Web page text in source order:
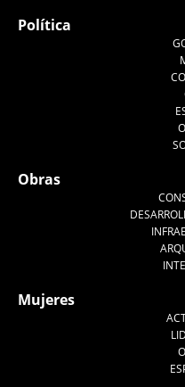
Política
Obras
Mujeres